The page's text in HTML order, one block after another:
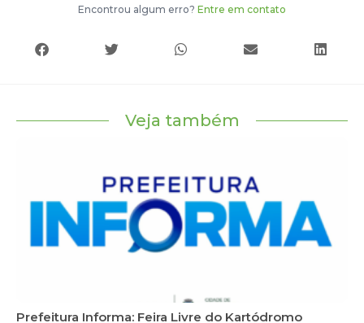
Encontrou algum erro? Entre em contato
Veja também
Prefeitura Informa: Feira Livre do Kartódromo